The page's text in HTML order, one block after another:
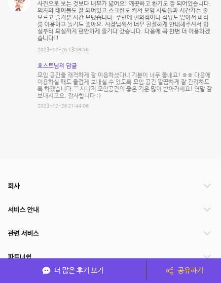
사진으로 보는 것보다 내부가 넓어요! 깨끗하고 환기도 잘 되어있습니다.
의자와 테이블도 잘 되어있고 스크린도 커서 모임 사람들과 시간가는 줄
모르고 즐거운 시간 보냈습니다. 주변에 편의점이나 식당도 많아서 파티
룸 이용하고 놀기도 좋아요. 사장님께서 너무 친절하게 안내해주셔서 입
실부터 퇴실까지 편안하게 즐기다 갔습니다. 다음에 꼭 한번 더 이용하겠
습니다!!
2023-12-26 13:58:56
호스트님의 답글
모임 공간을 쾌적하게 잘 이용하셨다니 기분이 너무 좋네요! ㅎㅎ 다음에
이용하실 때도 즐겁게 보내실 수 있도록 모임 공간 깔끔하게 잘 관리하도
록 하겠습니다.^^ 시너지 모임공간의 좋은 기운 많이 받아가세요! 연말 잘
보내시고요. 감사합니다 :)
2023-12-26 21:44:06
더 많은 후기 보기 공유하기
회사
서비스 안내
관련 서비스
파트너쉽